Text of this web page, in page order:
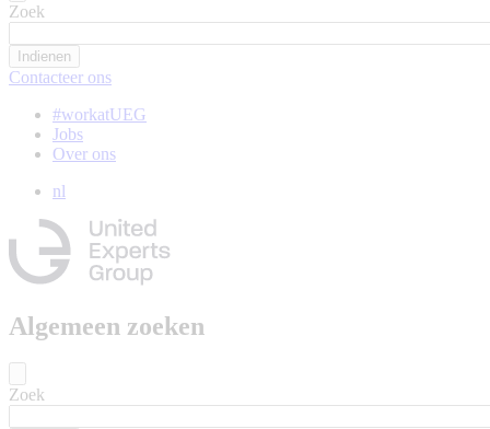
Zoek
Contacteer ons
#workatUEG
Jobs
Over ons
nl
Algemeen zoeken
Zoek